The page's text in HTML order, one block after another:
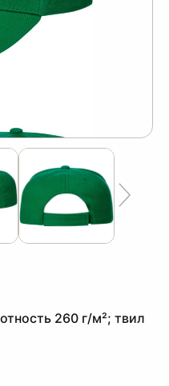
260 г/м²; твил